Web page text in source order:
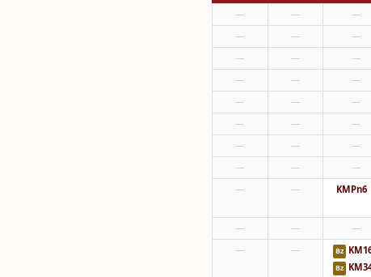
—
—
—
—
—
—
—
—
—
—
—
—
—
—
—
—
—
—
—
—
—
—
—
—
KMPn6
—
—
—
—
—
Bz
Bz
—
—